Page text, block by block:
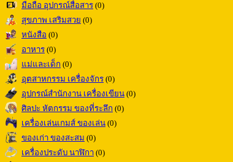
มือถือ อุปกรณ์สื่อสาร (0)
สุขภาพ เสริมสวย (0)
หนังสือ (0)
อาหาร (0)
แม่และเด็ก (0)
อุตสาหกรรม เครื่องจักร (0)
อุปกรณ์สำนักงาน เครื่องเขียน (0)
ศิลปะ หัตกรรม ของที่ระลึก (0)
เครื่องเล่นเกมส์ ของเล่น (0)
ของเก่า ของสะสม (0)
เครื่องประดับ นาฬิกา (0)